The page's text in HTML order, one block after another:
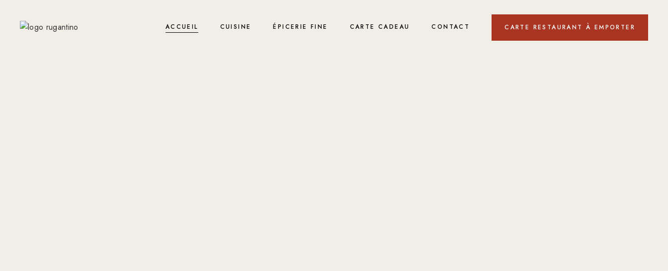
ACCUEIL CUISINE ÉPICERIE FINE CARTE CADEAU CONTACT CARTE RESTAURANT À EMPORTER